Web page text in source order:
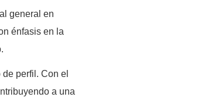
general en
énfasis en la
perfil. Con el
a una